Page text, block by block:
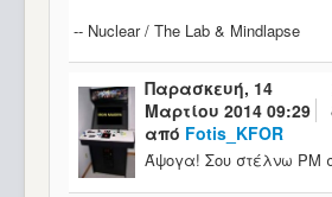
-- Nuclear / The Lab & Mindlapse
Παρασκευή, 14
Μαρτίου 2014 09:29
από Fotis_KFOR
Άψογα! Σου στέλνω ΡΜ